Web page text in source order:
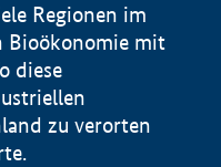
Regionen im
Bioökonomie mit
diese
zu verorten